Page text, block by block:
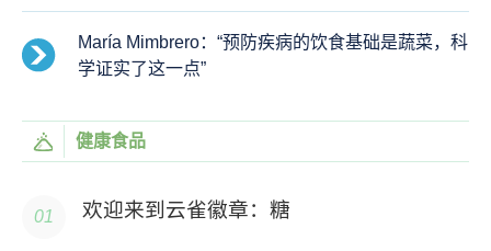
María Mimbrero：“预防疾病的饮食基础是蔬菜，科
学证实了这一点”
健康食品
欢迎来到云雀徽章：糖